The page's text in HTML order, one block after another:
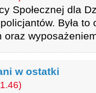
Społecznej dla
Była
oraz
w ostatki